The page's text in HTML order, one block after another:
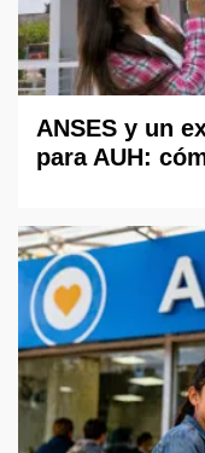
ANSES y un
para AUH: